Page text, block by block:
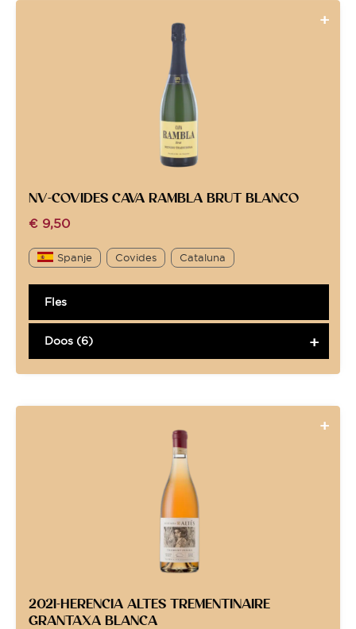
NV-COVIDES CAVA RAMBLA BRUT BLANCO
€ 9,50
Spanje Covides Cataluna
Fles
Doos (6)
2021-HERENCIA ALTES TREMENTINAIRE
GRANTAXA BLANCA